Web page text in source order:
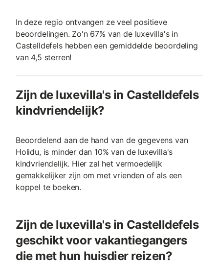
In deze regio ontvangen ze veel positieve
beoordelingen. Zo'n 67% van de luxevilla's in
Castelldefels hebben een gemiddelde beoordeling
van 4,5 sterren!
Zijn de luxevilla's in Castelldefels
kindvriendelijk?
Beoordelend aan de hand van de gegevens van
Holidu, is minder dan 10% van de luxevilla's
kindvriendelijk. Hier zal het vermoedelijk
gemakkelijker zijn om met vrienden of als een
koppel te boeken.
Zijn de luxevilla's in Castelldefels
geschikt voor vakantiegangers
die met hun huisdier reizen?